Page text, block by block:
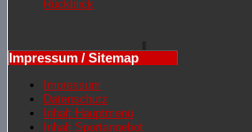
Rückblick
Impressum / Sitemap
Impressum
Datenschutz
Inhalt Hauptmenü
Inhalt Sportangebot